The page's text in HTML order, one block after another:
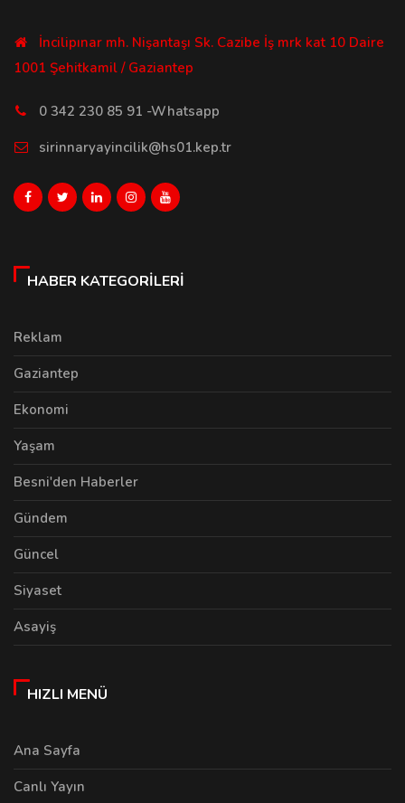
İncilipınar mh. Nişantaşı Sk. Cazibe İş mrk kat 10 Daire
1001 Şehitkamil / Gaziantep
0 342 230 85 91 -Whatsapp
sirinnaryayincilik@hs01.kep.tr
HABER KATEGORILERI
Reklam
Gaziantep
Ekonomi
Yaşam
Besni'den Haberler
Gündem
Güncel
Siyaset
Asayiş
HIZLI MENÜ
Ana Sayfa
Canlı Yayın